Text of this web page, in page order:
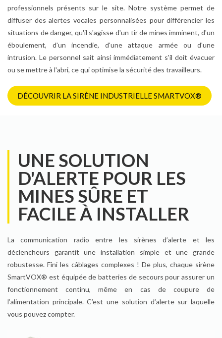
professionnels présents sur le site. Notre système permet de
diffuser des alertes vocales personnalisées pour différencier les
situations de danger, qu'il s'agisse d'un tir de mines imminent, d'un
éboulement, d'un incendie, d'une attaque armée ou d'une
intrusion. Le personnel sait ainsi immédiatement s'il doit évacuer
ou se mettre à l'abri, ce qui optimise la sécurité des travailleurs.
DÉCOUVRIR LA SIRÈNE INDUSTRIELLE SMARTVOX®
UNE SOLUTION
D'ALERTE POUR LES
MINES SÛRE ET
FACILE À INSTALLER
La communication radio entre les sirènes d’alerte et les
déclencheurs garantit une installation simple et une grande
robustesse. Fini les câblages complexes ! De plus, chaque sirène
SmartVOX® est équipée de batteries de secours pour assurer un
fonctionnement continu, même en cas de coupure de
l’alimentation principale. C’est une solution d’alerte sur laquelle
vous pouvez compter.